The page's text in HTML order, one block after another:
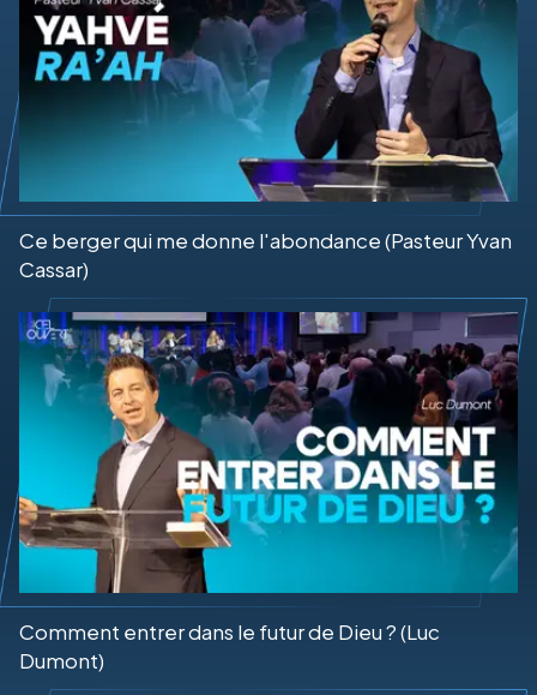
Ce berger qui me donne l'abondance (Pasteur Yvan
Cassar)
Comment entrer dans le futur de Dieu ? (Luc
Dumont)